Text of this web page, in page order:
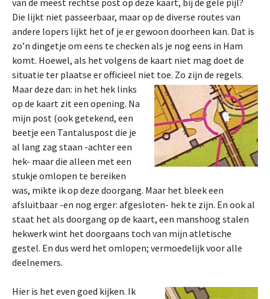
van de meest rechtse post op deze kaart, bij de gele pijl?
Die lijkt niet passeerbaar, maar op de diverse routes van
andere lopers lijkt het of je er gewoon doorheen kan. Dat is
zo’n dingetje om eens te checken als je nog eens in Ham
komt. Hoewel, als het volgens de kaart niet mag doet de
situatie ter plaatse er officieel niet toe. Zo zijn de regels.
Maar deze dan: in het hek links
op de kaart zit een opening. Na
mijn post (ook getekend, een
beetje een Tantaluspost die je
al lang zag staan -achter een
hek- maar die alleen met een
stukje omlopen te bereiken
was, mikte ik op deze doorgang. Maar het bleek een
afsluitbaar -en nog erger: afgesloten- hek te zijn. En ook al
staat het als doorgang op de kaart, een manshoog stalen
hekwerk wint het doorgaans toch van mijn atletische
gestel. En dus werd het omlopen; vermoedelijk voor alle
deelnemers.
Hier is het even goed kijken. Ik